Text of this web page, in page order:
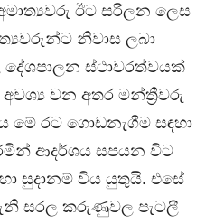
ඊට සරිලන ලෙස
නිවාස ලබා
ස්ථාවරත්වයක්
වන අතර මන්ත්‍රීවරු
මේ රට ගොඩනැගීම සඳහා
ආදර්ශය සපයන විට
සුදානම් විය යුතුයි. එසේ
සරල කරුණුවල පැටලී